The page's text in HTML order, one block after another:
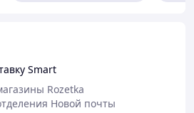
Smart
Rozetka
Новой почты